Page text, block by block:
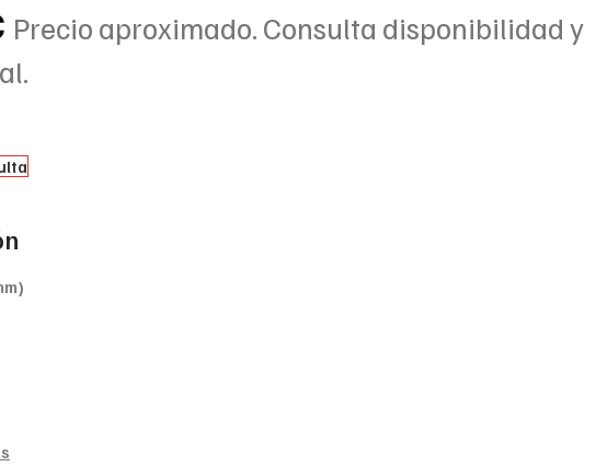
Precio aproximado. Consulta disponibilidad y